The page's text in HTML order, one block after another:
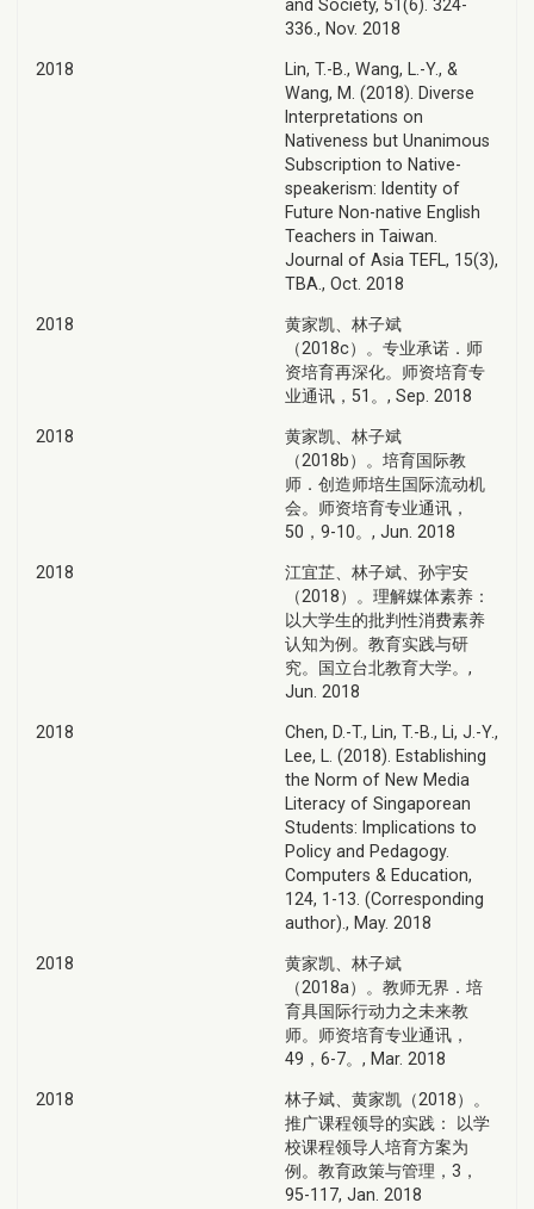
and Society, 51(6). 324-
336., Nov. 2018
2018
Lin, T.-B., Wang, L.-Y., &
Wang, M. (2018). Diverse
Interpretations on
Nativeness but Unanimous
Subscription to Native-
speakerism: Identity of
Future Non-native English
Teachers in Taiwan.
Journal of Asia TEFL, 15(3),
TBA., Oct. 2018
2018
黄家凯、林子斌
（2018c）。专业承诺．师
资培育再深化。师资培育专
业通讯，51。, Sep. 2018
2018
黄家凯、林子斌
（2018b）。培育国际教
师．创造师培生国际流动机
会。师资培育专业通讯，
50，9-10。, Jun. 2018
2018
江宜芷、林子斌、孙宇安
（2018）。理解媒体素养：
以大学生的批判性消费素养
认知为例。教育实践与研
究。国立台北教育大学。,
Jun. 2018
2018
Chen, D.-T., Lin, T.-B., Li, J.-Y.,
Lee, L. (2018). Establishing
the Norm of New Media
Literacy of Singaporean
Students: Implications to
Policy and Pedagogy.
Computers & Education,
124, 1-13. (Corresponding
author)., May. 2018
2018
黄家凯、林子斌
（2018a）。教师无界．培
育具国际行动力之未来教
师。师资培育专业通讯，
49，6-7。, Mar. 2018
2018
林子斌、黄家凯（2018）。
推广课程领导的实践： 以学
校课程领导人培育方案为
例。教育政策与管理，3，
95-117, Jan. 2018